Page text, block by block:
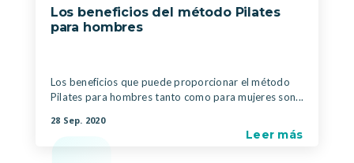
Los beneficios del método Pilates
para hombres
Los beneficios que puede proporcionar el método
Pilates para hombres tanto como para mujeres son...
28 Sep. 2020
Leer más